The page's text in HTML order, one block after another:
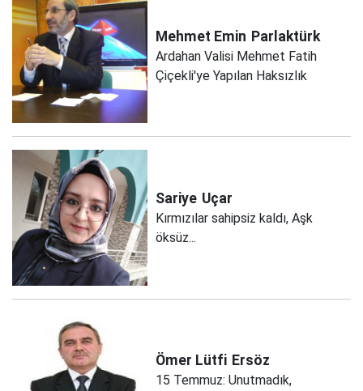
Mehmet Emin Parlaktürk
Ardahan Valisi Mehmet Fatih
Çiçekli'ye Yapılan Haksızlık
Sariye Uçar
Kırmızılar sahipsiz kaldı, Aşk
öksüz...
Ömer Lütfi Ersöz
15 Temmuz: Unutmadık,